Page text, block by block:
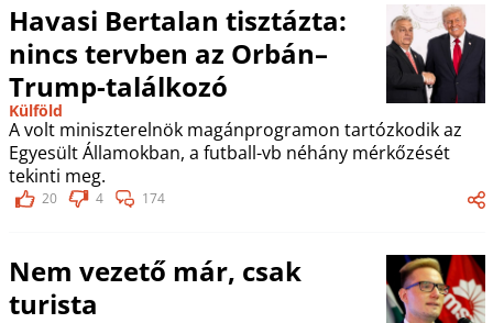
Havasi Bertalan tisztázta:
nincs tervben az Orbán–
Trump-találkozó
Külföld
A volt miniszterelnök magánprogramon tartózkodik az
Egyesült Államokban, a futball-vb néhány mérkőzését
tekinti meg.
20 4 174
Nem vezető már, csak
turista